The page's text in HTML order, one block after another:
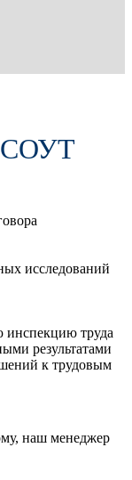
СОУТ
исследований
инспекцию труда
результатами
к трудовым
наш менеджер